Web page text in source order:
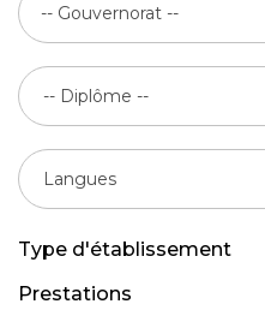
-- Gouvernorat --
Type d'établissement
Prestations